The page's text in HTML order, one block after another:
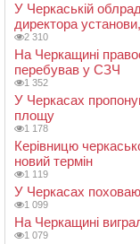
У Черкаській
директора
2 310
На Черкащині
перебував у СЗЧ
1 352
У Черкасах
площу
1 178
Керівницю
новий термін
1 119
У Черкасах
1 099
На Черкащині
1 079